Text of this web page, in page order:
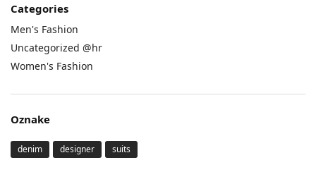
Categories
Men's Fashion
Uncategorized @hr
Women's Fashion
Oznake
denim designer suits